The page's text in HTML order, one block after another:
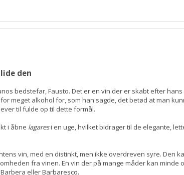
den
bedstefar, Fausto. Det er en vin der er skabt efter
meget alkohol for, som han sagde, det betød at man
til fulde op til dette formål.
i åbne lagaresi en uge, hvilket bidrager til de elegante,
vin, med en distinkt, men ikke overdreven syre. Den
fra vinen. En vin der på mange måder kan minde
eller Barbaresco.